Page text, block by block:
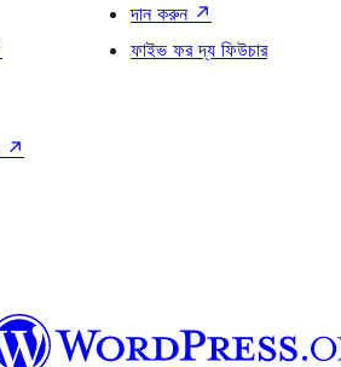
দান করুন ↗
ফাইভ ফর দ্য ফিউচার
↗